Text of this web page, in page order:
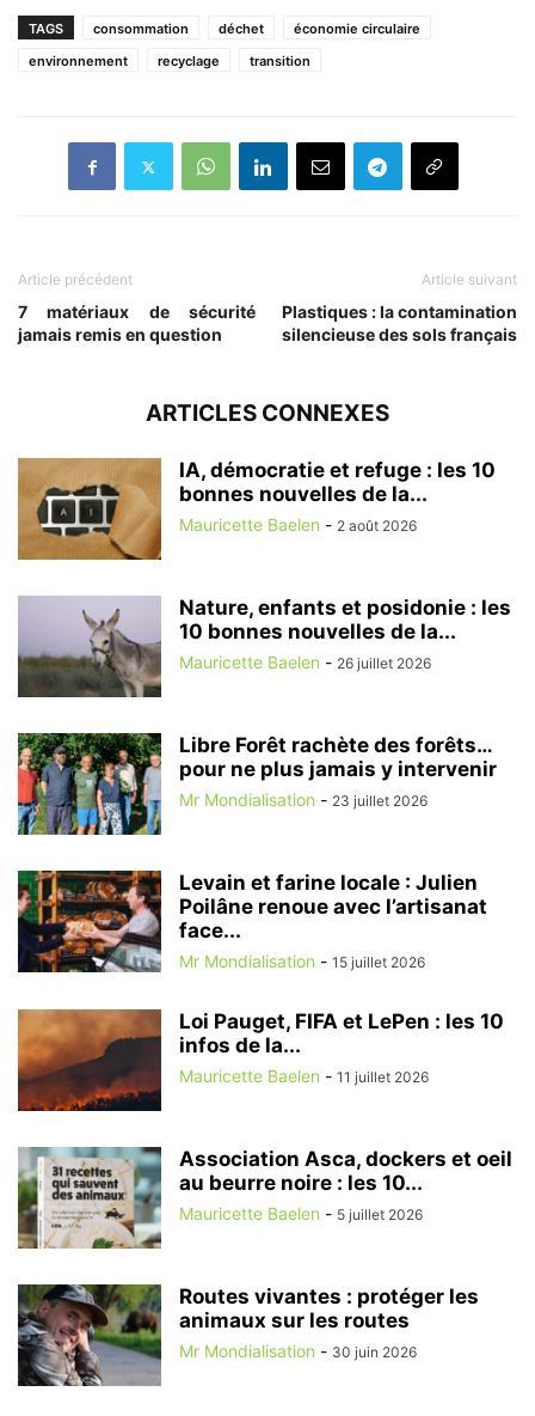
TAGS consommation déchet
économie circulaire
environnement
recyclage transition
Article précédent
7 matériaux de sécurité
jamais remis en question
Article suivant
Plastiques : la contamination
silencieuse des sols français
ARTICLES CONNEXES
IA, démocratie et refuge : les 10
bonnes nouvelles de la...
Mauricette Baelen - 2 août 2026
Nature, enfants et posidonie : les
10 bonnes nouvelles de la...
Mauricette Baelen - 26 juillet 2026
Libre Forêt rachète des forêts…
pour ne plus jamais y intervenir
Mr Mondialisation - 23 juillet 2026
Levain et farine locale : Julien
Poilâne renoue avec l’artisanat
face...
Mr Mondialisation - 15 juillet 2026
Loi Pauget, FIFA et LePen : les 10
infos de la...
Mauricette Baelen - 11 juillet 2026
Association Asca, dockers et oeil
au beurre noire : les 10...
Mauricette Baelen - 5 juillet 2026
Routes vivantes : protéger les
animaux sur les routes
Mr Mondialisation - 30 juin 2026